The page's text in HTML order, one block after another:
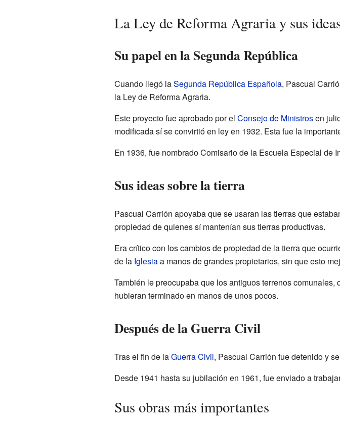
La Ley de Reforma Agraria y sus
Su papel en la Segunda República
Cuando llegó laSegunda República Española, Pascual
la Ley de Reforma Agraria.
Este proyecto fue aprobado por el Consejo de Ministrosen
modificada sí se convirtió en ley en 1932. Esta fue la
En 1936, fue nombrado Comisario de la Escuela Especial de
Sus ideas sobre la tierra
Pascual Carrión apoyaba que se usaran las tierras que
propiedad de quienes sí mantenían sus tierras productivas.
Era crítico con los cambios de propiedad de la tierra que
de la Iglesiaa manos de grandes propietarios, sin que esto
También le preocupaba que los antiguos terrenos
hubieran terminado en manos de unos pocos.
Después de la Guerra Civil
Tras el fin de laGuerra Civil, Pascual Carrión fue detenido y
Desde 1941 hasta su jubilación en 1961, fue enviado a
Sus obras más importantes